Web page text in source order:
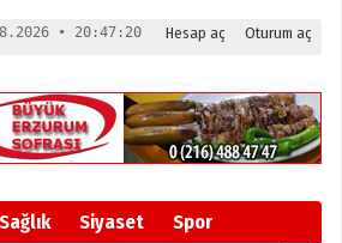
Hesap aç Oturum aç
• 20:47:20
Sağlık Siyaset Spor